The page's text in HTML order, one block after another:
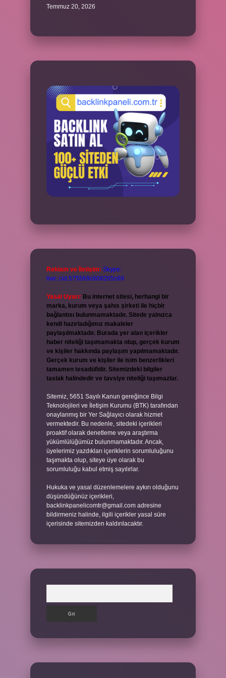
Temmuz 20, 2026
Reklam ve İletişim: Skype:
live:.cid.575569c608265c69
Yasal Uyarı: Bu internet sitesi, herhangi bir
marka, kurum veya şahıs şirketi ile hiçbir
bağlantısı bulunmamaktadır. Sitede yalnızca
kendi hazırladığımız makaleler
paylaşılmaktadır. Burada yer alan içerikler
haber niteliği taşımamakta olup, gerçek kurum
ve kişiler hakkında paylaşım yapılmamaktadır.
Gerçek kurum ve kişiler ile isim benzerlikleri
tamamen tesadüfidir. Sitemizdeki bilgiler
taslak halindedir ve tavsiye niteliği taşımazlar.
Sitemiz, 5651 Sayılı Kanun gereğince Bilgi
Teknolojileri ve İletişim Kurumu (BTK) tarafından
onaylanmış bir Yer Sağlayıcı olarak hizmet
vermektedir. Bu nedenle, sitedeki içerikleri
proaktif olarak denetleme veya araştırma
yükümlülüğümüz bulunmamaktadır. Ancak,
üyelerimiz yazdıkları içeriklerin sorumluluğunu
taşımakta olup, siteye üye olarak bu
sorumluluğu kabul etmiş sayılırlar.
Hukuka ve yasal düzenlemelere aykırı olduğunu
düşündüğünüz içerikleri,
backlinkpanelicomtr@gmail.com adresine
bildirmeniz halinde, ilgili içerikler yasal süre
içerisinde sitemizden kaldırılacaktır.